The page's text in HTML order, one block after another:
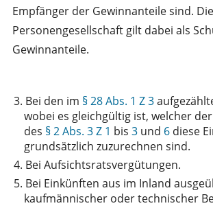
Empfänger der Gewinnanteile sind.
Personengesellschaft gilt dabei als
Gewinnanteile.
3. Bei den im § 28 Abs. 1 Z 3
wobei es gleichgültig ist, welcher
des § 2 Abs. 3 Z 1 bis 3 und 6 diese
grundsätzlich zuzurechnen sind.
4. Bei Aufsichtsratsvergütungen.
5. Bei Einkünften aus im Inland
kaufmännischer oder technischer